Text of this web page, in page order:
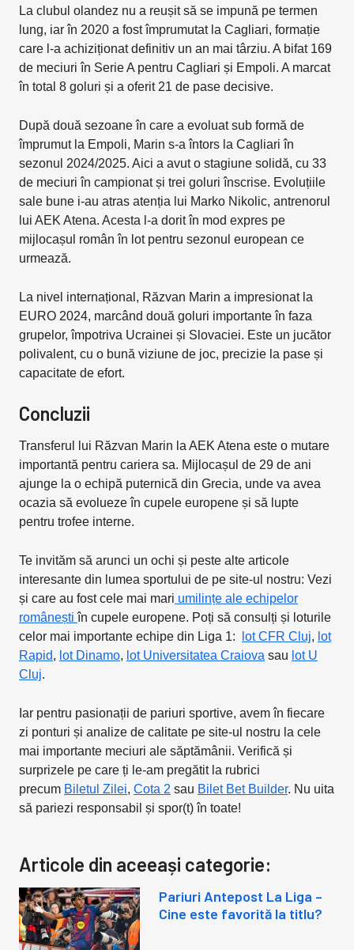
La clubul olandez nu a reușit să se impună pe termen
lung, iar în 2020 a fost împrumutat la Cagliari, formație
care l-a achiziționat definitiv un an mai târziu. A bifat 169
de meciuri în Serie A pentru Cagliari și Empoli. A marcat
în total 8 goluri și a oferit 21 de pase decisive.
După două sezoane în care a evoluat sub formă de
împrumut la Empoli, Marin s-a întors la Cagliari în
sezonul 2024/2025. Aici a avut o stagiune solidă, cu 33
de meciuri în campionat și trei goluri înscrise. Evoluțiile
sale bune i-au atras atenția lui Marko Nikolic, antrenorul
lui AEK Atena. Acesta l-a dorit în mod expres pe
mijlocașul român în lot pentru sezonul european ce
urmează.
La nivel internațional, Răzvan Marin a impresionat la
EURO 2024, marcând două goluri importante în faza
grupelor, împotriva Ucrainei și Slovaciei. Este un jucător
polivalent, cu o bună viziune de joc, precizie la pase și
capacitate de efort.
Concluzii
Transferul lui Răzvan Marin la AEK Atena este o mutare
importantă pentru cariera sa. Mijlocașul de 29 de ani
ajunge la o echipă puternică din Grecia, unde va avea
ocazia să evolueze în cupele europene și să lupte
pentru trofee interne.
Te invităm să arunci un ochi și peste alte articole
interesante din lumea sportului de pe site-ul nostru: Vezi
și care au fost cele mai mari umilințe ale echipelor
româneștiîn cupele europene. Poți să consulți și loturile
celor mai importante echipe din Liga 1:
lot CFR Cluj, lot
Rapid, lot Dinamo, lot Universitatea Craiova sau lot U
Cluj.
Iar pentru pasionații de pariuri sportive, avem în fiecare
zi ponturi și analize de calitate pe site-ul nostru la cele
mai importante meciuri ale săptămânii. Verifică și
surprizele pe care ți le-am pregătit la rubrici
precum Biletul Zilei, Cota 2 sau Bilet Bet Builder. Nu uita
să pariezi responsabil și spor(t) în toate!
Articole din aceeași categorie:
Pariuri Antepost La Liga –
Cine este favorită la titlu?